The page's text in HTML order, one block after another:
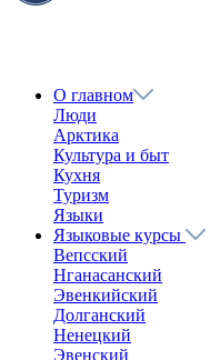
О главном
Люди
Арктика
Культура и быт
Кухня
Туризм
Языки
Языковые курсы
Вепсский
Нганасанский
Эвенкийский
Долганский
Ненецкий
Эвенский